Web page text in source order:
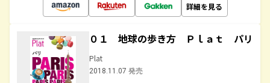
詳細を見る
０１ 地球の歩き方 Ｐｌａｔ パリ
Plat
2018.11.07 発売